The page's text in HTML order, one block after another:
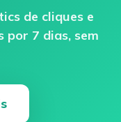
de cliques e
7 dias, sem